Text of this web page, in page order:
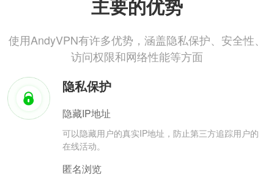
主要的优势
使用AndyVPN有许多优势，涵盖隐私保护、安全性、
访问权限和网络性能等方面
隐私保护
隐藏IP地址
可以隐藏用户的真实IP地址，防止第三方追踪用户的
在线活动。
匿名浏览